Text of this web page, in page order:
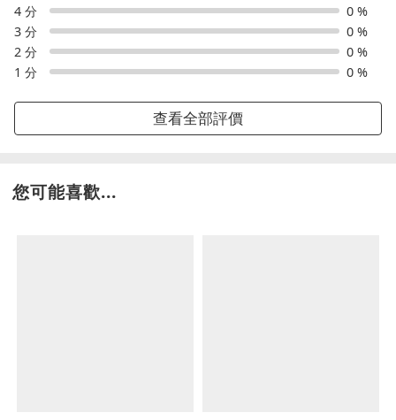
4 分
0 %
3 分
0 %
2 分
0 %
1 分
0 %
查看全部評價
您可能喜歡...